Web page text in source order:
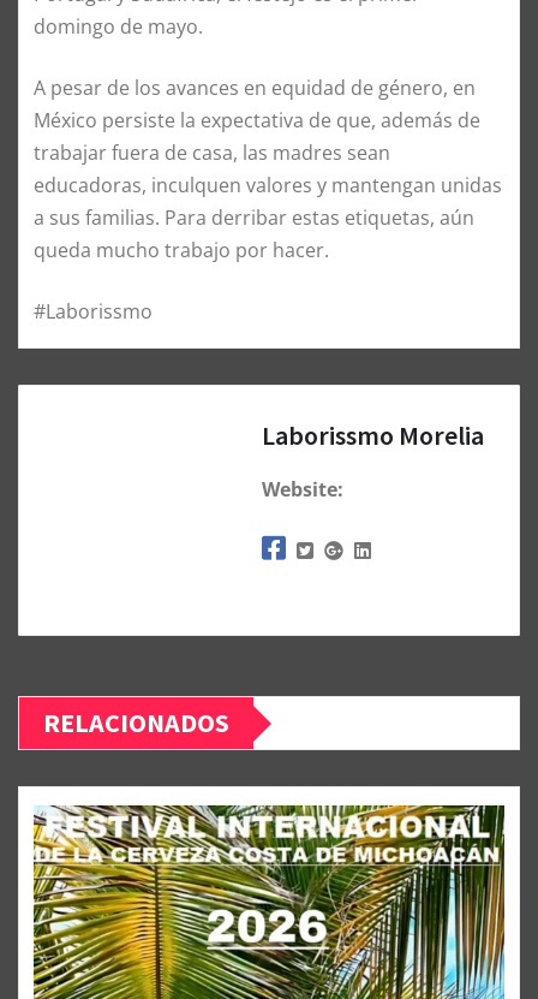
domingo de mayo.
A pesar de los avances en equidad de género, en
México persiste la expectativa de que, además de
trabajar fuera de casa, las madres sean
educadoras, inculquen valores y mantengan unidas
a sus familias. Para derribar estas etiquetas, aún
queda mucho trabajo por hacer.
#Laborissmo
Laborissmo Morelia
Website:
RELACIONADOS